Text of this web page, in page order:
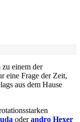
zu einem der
eine Frage der Zeit,
aus dem Hause
oderandro Hexer